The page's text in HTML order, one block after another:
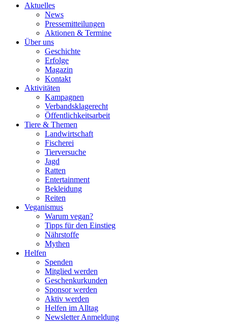
Aktuelles
News
Pressemitteilungen
Aktionen & Termine
Über uns
Geschichte
Erfolge
Magazin
Kontakt
Aktivitäten
Kampagnen
Verbandsklagerecht
Öffentlichkeitsarbeit
Tiere & Themen
Landwirtschaft
Fischerei
Tierversuche
Jagd
Ratten
Entertainment
Bekleidung
Reiten
Veganismus
Warum vegan?
Tipps für den Einstieg
Nährstoffe
Mythen
Helfen
Spenden
Mitglied werden
Geschenkurkunden
Sponsor werden
Aktiv werden
Helfen im Alltag
Newsletter Anmeldung